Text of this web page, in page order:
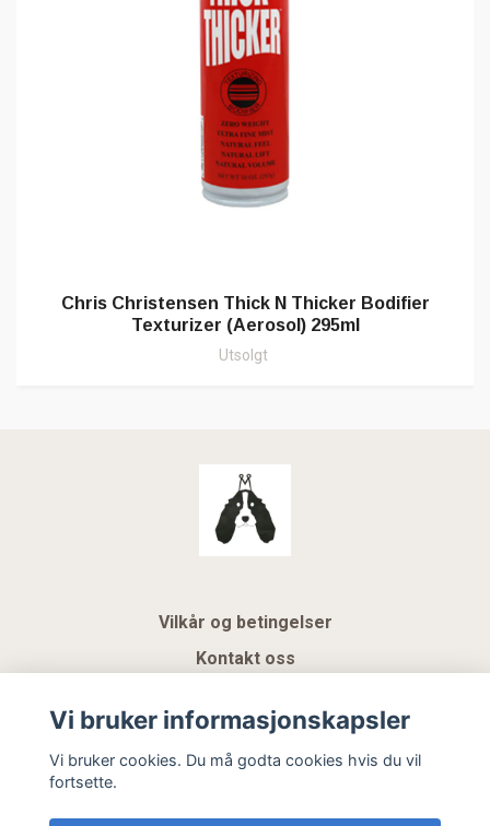
Chris Christensen Thick N Thicker Bodifier
Texturizer (Aerosol) 295ml
Utsolgt
Vilkår og betingelser
Kontakt oss
Gavekort
Vi bruker informasjonskapsler
Vi bruker cookies. Du må godta cookies hvis du vil
fortsette.